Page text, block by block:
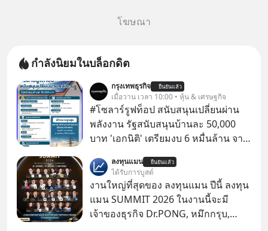
โฆษณา
กำลังนิยมในบล็อกดิต
กรุงเทพธุรกิจ ยืนยันแล้ว
เมื่อวาน เวลา 10:00 • หุ้น & เศรษฐกิจ
#โซลาร์รูฟท็อป สนับสนุนเปลี่ยนผ่าน
พลังงาน รัฐสนับสนุนบ้านละ 50,000
บาท 'เอกนิติ' เตรียมงบ 6 หมื่นล้าน จาก
Rooftop’ อุดหนุน 5 หมื่นต่อครัวเรือน
ตั้งเป้า 5 แสน 1 ล้านครัวเรือน ดึงแบงก์
รัฐปล่อยกู้ดอกเบี้ยต่ำ
ลงทุนแมน ยืนยันแล้ว
ได้รับการบูสต์
งานใหญ่ที่สุดของ ลงทุนแมน ปีนี้ ลงทุน
แมน SUMMIT 2026 ในงานนี้จะมี
เจ้าของธุรกิจ Dr.PONG, หมึกกรุบ,